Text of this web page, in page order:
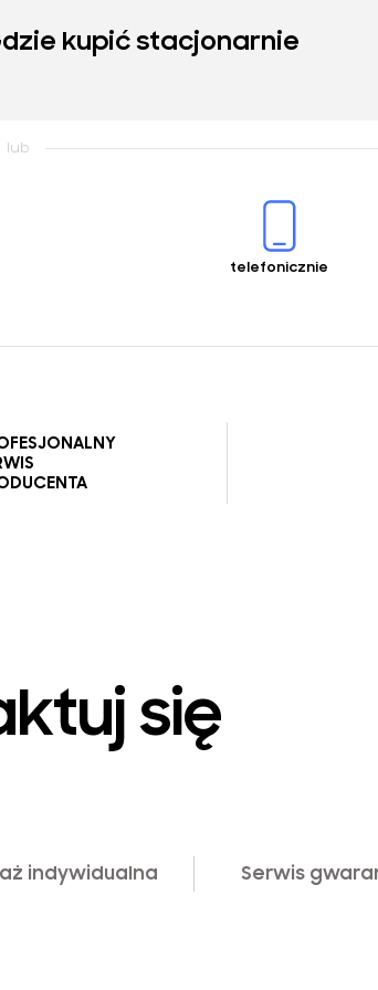
kupić stacjonarnie
telefonicznie
się
indywidualna Serwis